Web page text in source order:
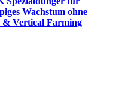
Wachstum ohne
Vertical Farming